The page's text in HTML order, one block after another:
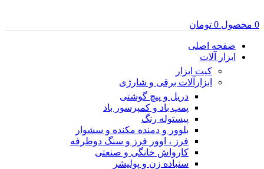
0 محصول 0 تومان
صفحه اصلی
ابزار آلات
کیت ابزار
ابزارآلات برقی و شارژی
دریل و پیچ گوشتی
پمپ باد و کمپرسور باد
پیستوله رنگ
بلوور و دمنده مکنده و سشوار
فرز ، اوور فرز و سنگ دوطرفه
کارواش خانگی و صنعتی
سنباده زن و پولیشر